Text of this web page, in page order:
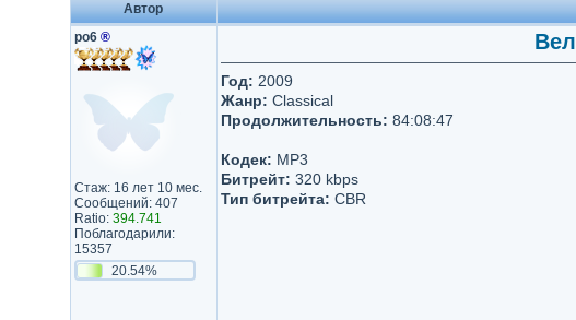
Автор
po6 ®
Стаж: 16 лет 10 мес.
Сообщений: 407
Ratio: 394.741
Поблагодарили:
15357
20.54%
Год: 2009
Жанр: Classical
Продолжительность: 84:08:47
Кодек: MP3
Битрейт: 320 kbps
Тип битрейта: CBR